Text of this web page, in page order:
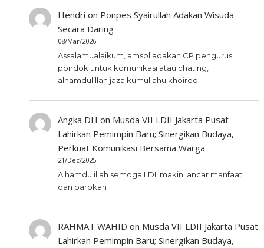
Hendri on Ponpes Syairullah Adakan Wisuda
Secara Daring
08/Mar/2026
Assalamualaikum, amsol adakah CP pengurus
pondok untuk komunikasi atau chating,
alhamdulillah jaza kumullahu khoiroo.
Angka DH on Musda VII LDII Jakarta Pusat
Lahirkan Pemimpin Baru; Sinergikan Budaya,
Perkuat Komunikasi Bersama Warga
21/Dec/2025
Alhamdulillah semoga LDII makin lancar manfaat
dan barokah
RAHMAT WAHID on Musda VII LDII Jakarta Pusat
Lahirkan Pemimpin Baru; Sinergikan Budaya,